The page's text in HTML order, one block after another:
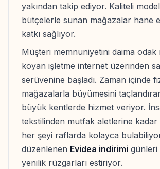
yakından takip ediyor. Kaliteli
bütçelerle sunan mağazalar hane
katkı sağlıyor.
Müşteri memnuniyetini daima odak
koyan işletme internet üzerinden
serüvenine başladı. Zaman içinde
mağazalarla büyümesini
büyük kentlerde hizmet veriyor.
tekstilinden mutfak aletlerine kadar
her şeyi raflarda kolayca
düzenlenen Evidea indirimi günleri
yenilik rüzgarları estiriyor.